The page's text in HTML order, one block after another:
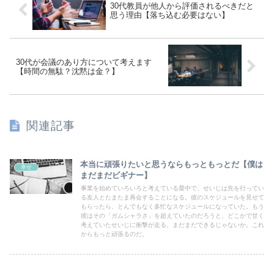
30代教員が他人から評価されるべきだと
思う理由【落ち込む必要はない】
30代が会議のあり方について考えます
【時間の無駄？沈黙は金？】
関連記事
幸せ
本当に頑張りたいと思うならもっともっとだ【僕は
まだまだビギナー】
事業を始めていろいろと考えている最中で、せいじは先を行ってい
る友人とたまたま再会することになる。彼のスケジュールを見せて
もらったら、とんでもなく多忙なスケジュールになっていた。もう
彼はその「ガムシャラさ」を超えていたのだろうと、どこかで甘く
考えていたせいじに衝撃が走る。まだまだできるじゃないか。これ
からもっと頑張るのだ。